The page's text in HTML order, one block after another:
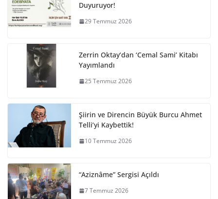
Duyuruyor!
29 Temmuz 2026
Zerrin Oktay’dan ‘Cemal Sami’ Kitabı
Yayımlandı
25 Temmuz 2026
Şiirin ve Direncin Büyük Burcu Ahmet
Telli’yi Kaybettik!
10 Temmuz 2026
“Aziznâme” Sergisi Açıldı
7 Temmuz 2026